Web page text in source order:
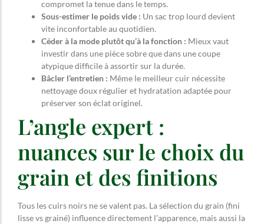
compromet la tenue dans le temps.
Sous-estimer le poids vide : Un sac trop lourd devient
vite inconfortable au quotidien.
Céder à la mode plutôt qu’à la fonction : Mieux vaut
investir dans une pièce sobre que dans une coupe
atypique difficile à assortir sur la durée.
Bâcler l’entretien : Même le meilleur cuir nécessite
nettoyage doux régulier et hydratation adaptée pour
préserver son éclat originel.
L’angle expert :
nuances sur le choix du
grain et des finitions
Tous les cuirs noirs ne se valent pas. La sélection du grain (fini
lisse vs grainé) influence directement l’apparence, mais aussi la